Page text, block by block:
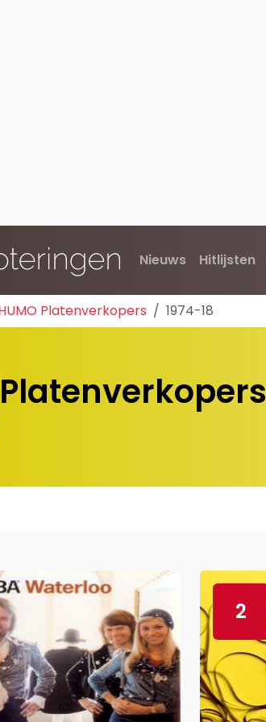
Nieuws Hitlijsten
Platenverkopers 1974-18
2